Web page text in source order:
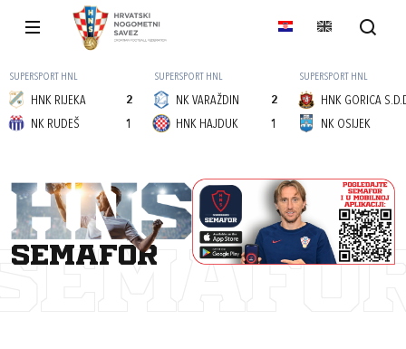
SUPERSPORT HNL
HNK RIJEKA
2
1
NK RUDEŠ
SUPERSPORT HNL
NK VARAŽDIN
2
1
HNK HAJDUK
SUPERSPORT HNL
HNK GORICA
NK OSIJEK
semafor